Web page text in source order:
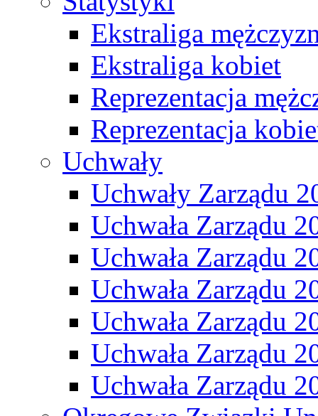
Ekstraliga
Ekstraliga kobiet
Reprezentacja
Reprezentacja
Uchwały
Uchwały Zarządu
Uchwała Zarządu
Uchwała Zarządu
Uchwała Zarządu
Uchwała Zarządu
Uchwała Zarządu
Uchwała Zarządu